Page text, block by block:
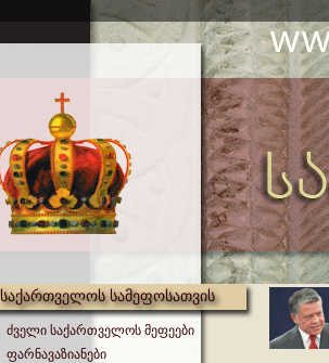
საქართველოს სამეფოსათვის
ძველი საქართველოს მეფეები
ფარნავაზიანები